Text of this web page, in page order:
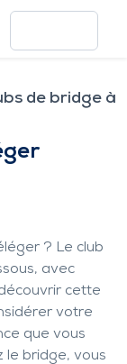
de bridge à
? Le club
avec
cette
votre
que vous
le bridge, vous